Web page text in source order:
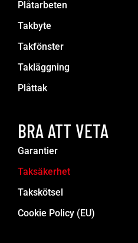
Plåtarbeten
Takbyte
Takfönster
Takläggning
Plåttak
BRA ATT VETA
Garantier
Taksäkerhet
Takskötsel
Cookie Policy (EU)